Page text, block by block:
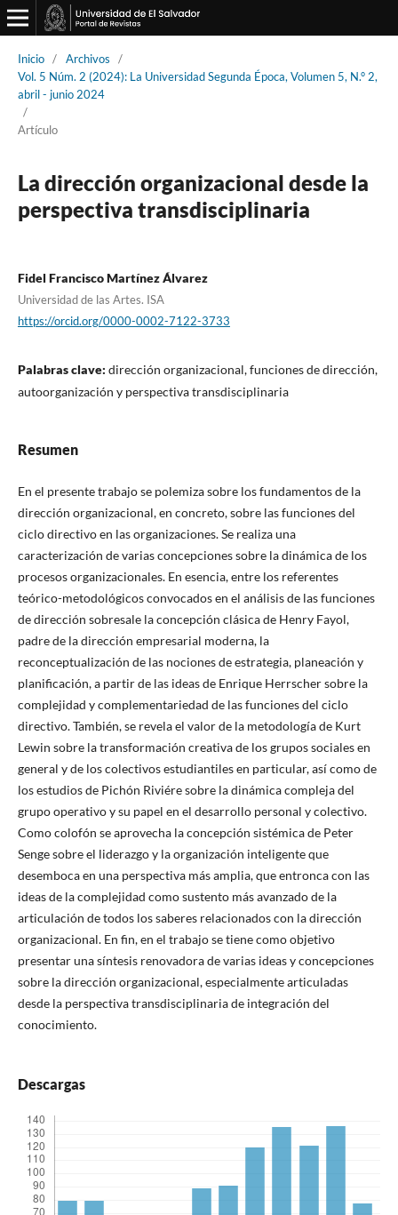
Inicio / Archivos
/
Vol. 5 Núm. 2 (2024): La Universidad Segunda Época, Volumen 5, N.° 2,
abril - junio 2024
/
Artículo
La dirección organizacional desde la
perspectiva transdisciplinaria
Fidel Francisco Martínez Álvarez
Universidad de las Artes. ISA
https://orcid.org/0000-0002-7122-3733
Palabras clave: dirección organizacional, funciones de dirección,
autoorganización y perspectiva transdisciplinaria
Resumen
En el presente trabajo se polemiza sobre los fundamentos de la
dirección organizacional, en concreto, sobre las funciones del
ciclo directivo en las organizaciones. Se realiza una
caracterización de varias concepciones sobre la dinámica de los
procesos organizacionales. En esencia, entre los referentes
teórico-metodológicos convocados en el análisis de las funciones
de dirección sobresale la concepción clásica de Henry Fayol,
padre de la dirección empresarial moderna, la
reconceptualización de las nociones de estrategia, planeación y
planificación, a partir de las ideas de Enrique Herrscher sobre la
complejidad y complementariedad de las funciones del ciclo
directivo. También, se revela el valor de la metodología de Kurt
Lewin sobre la transformación creativa de los grupos sociales en
general y de los colectivos estudiantiles en particular, así como de
los estudios de Pichón Riviére sobre la dinámica compleja del
grupo operativo y su papel en el desarrollo personal y colectivo.
Como colofón se aprovecha la concepción sistémica de Peter
Senge sobre el liderazgo y la organización inteligente que
desemboca en una perspectiva más amplia, que entronca con las
ideas de la complejidad como sustento más avanzado de la
articulación de todos los saberes relacionados con la dirección
organizacional. En fin, en el trabajo se tiene como objetivo
presentar una síntesis renovadora de varias ideas y concepciones
sobre la dirección organizacional, especialmente articuladas
desde la perspectiva transdisciplinaria de integración del
conocimiento.
Descargas